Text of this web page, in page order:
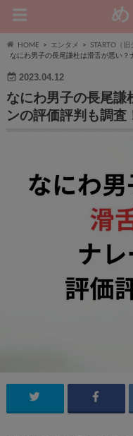
HOME エンタメ
STARTO（旧
なにわ男子の長尾謙杜は滑舌が悪い？
2023.04.12
なにわ男子の長尾謙
ンの評価評判も調査